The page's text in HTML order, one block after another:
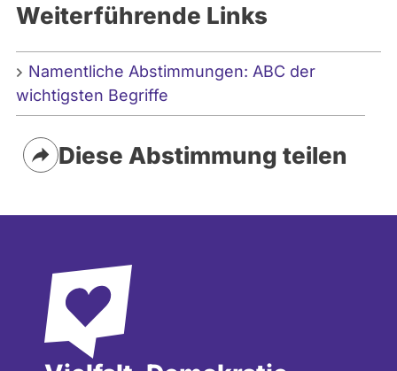
Weiterführende Links
Namentliche Abstimmungen: ABC der
wichtigsten Begriffe
Diese Abstimmung teilen